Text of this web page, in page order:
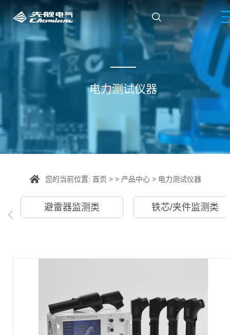

电力测试仪器
您的当前位置: 首页 > > 产品中心> 电力测试仪器
避雷器监测类 铁芯/夹件监测类